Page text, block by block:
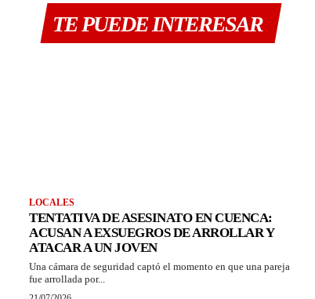
TE PUEDE INTERESAR
LOCALES
TENTATIVA DE ASESINATO EN CUENCA:
ACUSAN A EXSUEGROS DE ARROLLAR Y
ATACAR A UN JOVEN
Una cámara de seguridad captó el momento en que una pareja
fue arrollada por...